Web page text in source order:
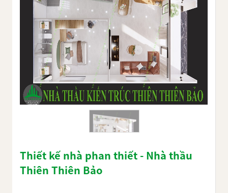
Thiết kế nhà phan thiết - Nhà thầu
Thiên Thiên Bảo